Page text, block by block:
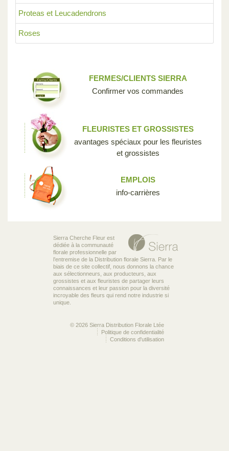
Proteas et Leucadendrons
Roses
FERMES/CLIENTS SIERRA
Confirmer vos commandes
FLEURISTES ET GROSSISTES
avantages spéciaux pour les fleuristes
et grossistes
EMPLOIS
info-carrières
Sierra Cherche Fleur est
dédiée à la communauté
florale professionnelle par
l’entremise de la Distribution florale Sierra. Par le
biais de ce site collectif, nous donnons la chance
aux sélectionneurs, aux producteurs, aux
grossistes et aux fleuristes de partager leurs
connaissances et leur passion pour la diversité
incroyable des fleurs qui rend notre industrie si
unique.
© 2026 Sierra Distribution Florale Ltée
Politique de confidentialité
Conditions d'utilisation